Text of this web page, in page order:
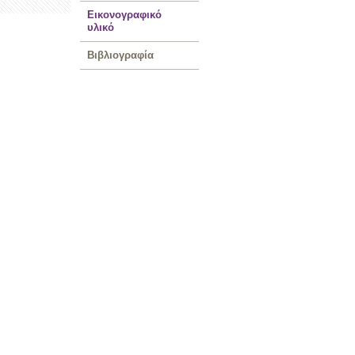
Εικονογραφικό
υλικό
Βιβλιογραφία